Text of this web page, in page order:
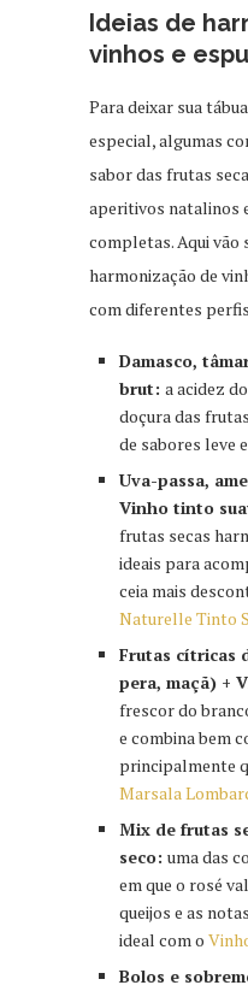
Ideias de
vinhos e
Para deixar sua
especial, algumas
sabor das frutas
aperitivos natalinos
completas. Aqui vão
harmonização de
com diferentes
Damasco,
brut: a acidez
doçura das
de sabores leve
Uva-passa,
Vinho tinto
frutas secas
ideais para
ceia mais
Naturelle Tinto
Frutas cítricas
pera, maçã) +
frescor do
e combina bem
principalmente
Marsala
Mix de frutas
seco: uma das
em que o rosé
queijos e as
ideal com o
Bolos e